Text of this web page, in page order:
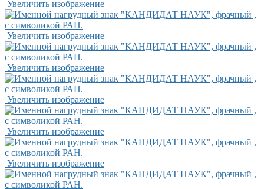
Увеличить изображение
Увеличить изображение
Увеличить изображение
Увеличить изображение
Увеличить изображение
Увеличить изображение